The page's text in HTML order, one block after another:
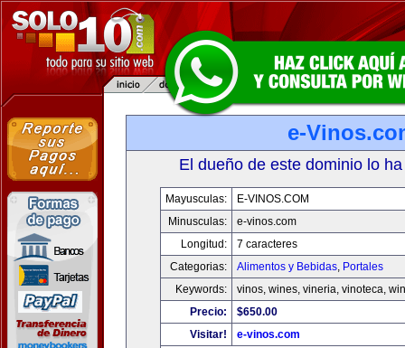
e-
El dueño de este dominio lo
Mayusculas:
E-VINOS.COM
Minusculas:
e-vinos.com
Longitud:
7 caracteres
Categorias:
Alimentos y Bebidas, Portales
Keywords:
vinos, wines, vineria, vinoteca,
Precio:
$650.00
Visitar!
e-vinos.com